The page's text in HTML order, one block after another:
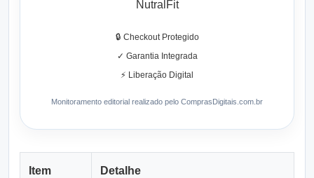
NutralFit
🔒 Checkout Protegido
✓ Garantia Integrada
⚡ Liberação Digital
Monitoramento editorial realizado pelo ComprasDigitais.com.br
Item Detalhe